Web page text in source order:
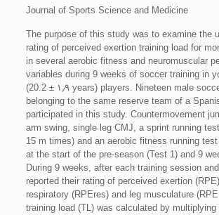
Journal of Sports Science and Medicine
The purpose of this study was to examine the
rating of perceived exertion training load for
in several aerobic fitness and neuromuscular
variables during 9 weeks of soccer training in
players. Nineteen male soccer players (20.2 ± ۱٫۹ years)
belonging to the same reserve team of a
participated in this study. Countermovement
arm swing, single leg CMJ, a sprint running
15 m times) and an aerobic fitness running test
at the start of the pre-season (Test 1) and 9
During 9 weeks, after each training session
reported their rating of perceived exertion
respiratory (RPEres) and leg musculature
training load (TL) was calculated by